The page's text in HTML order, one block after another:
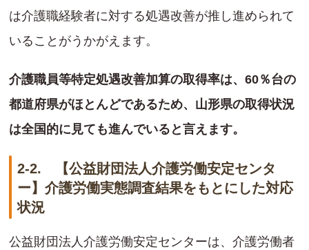
は介護職経験者に対する処遇改善が推し進められて
いることがうかがえます。
介護職員等特定処遇改善加算の取得率は、60％台の
都道府県がほとんどであるため、山形県の取得状況
は全国的に見ても進んでいると言えます。
2-2. 【公益財団法人介護労働安定センタ
ー】介護労働実態調査結果をもとにした対応
状況
公益財団法人介護労働安定センターは、介護労働者